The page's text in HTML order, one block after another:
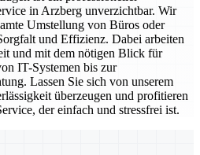
in Arzberg unverzichtbar. Wir
Umstellung von Büros oder
und Effizienz. Dabei arbeiten
und mit dem nötigen Blick für
IT-Systemen bis zur
Lassen Sie sich von unserem
überzeugen und profitieren
der einfach und stressfrei ist.